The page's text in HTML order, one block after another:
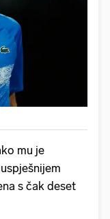
mu je
s čak deset